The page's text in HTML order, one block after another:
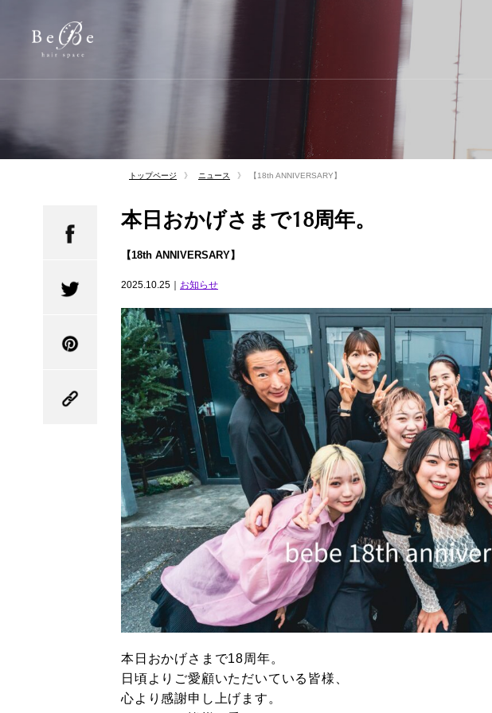
トップページ ニュース 【18th ANNIVERSARY】
本日おかげさまで18周年。
【18th ANNIVERSARY】
2025.10.25｜ お知らせ
本日おかげさまで18周年。
日頃よりご愛顧いただいている皆様、
心より感謝申し上げます。